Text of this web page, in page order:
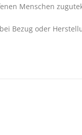
Menschen
Bezug oder